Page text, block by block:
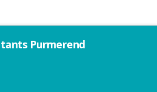
Purmerend